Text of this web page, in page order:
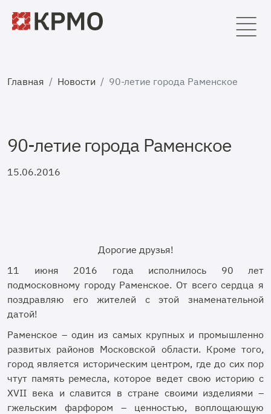
Главная Новости 90-летие города Раменское
90-летие города Раменское
15.06.2016
Дорогие друзья!
11 июня 2016 года исполнилось 90 лет
подмосковному городу Раменское. От всего сердца я
поздравляю его жителей с этой знаменательной
датой!
Раменское – один из самых крупных и промышленно
развитых районов Московской области. Кроме того,
город является историческим центром, где до сих пор
чтут память ремесла, которое ведет свою историю с
XVII века и славится в стране своими изделиями –
гжельским фарфором – ценностью, воплощающую